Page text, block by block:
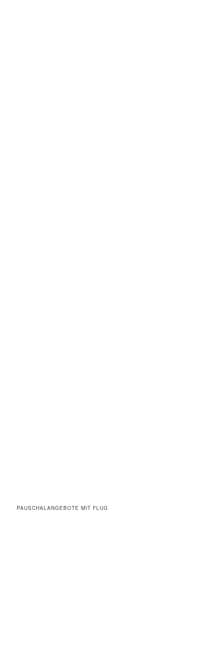
PAUSCHALANGEBOTE MIT FLUG